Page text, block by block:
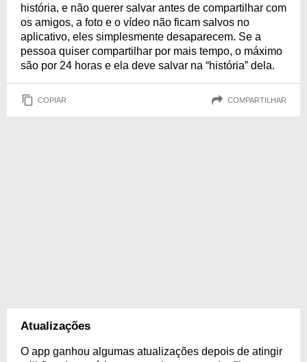
história, e não querer salvar antes de compartilhar com
os amigos, a foto e o vídeo não ficam salvos no
aplicativo, eles simplesmente desaparecem. Se a
pessoa quiser compartilhar por mais tempo, o máximo
são por 24 horas e ela deve salvar na “história” dela.
COPIAR COMPARTILHAR
Atualizações
O app ganhou algumas atualizações depois de atingir